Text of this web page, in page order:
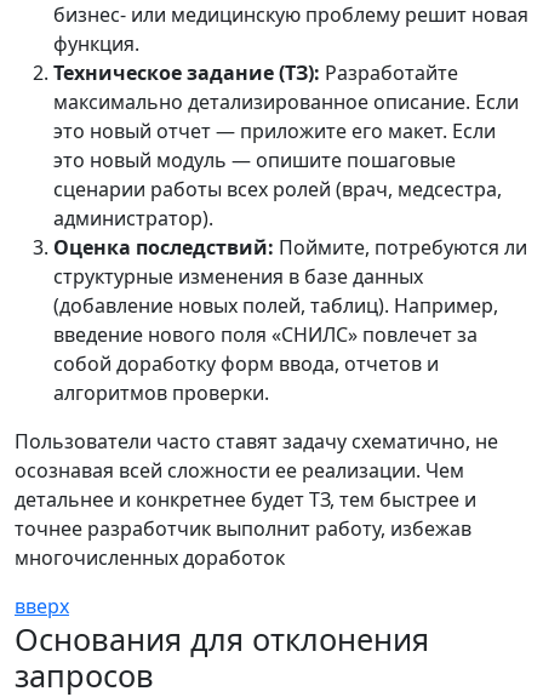
бизнес- или медицинскую проблему решит новая
функция.
Техническое задание (ТЗ): Разработайте
максимально детализированное описание. Если
это новый отчет — приложите его макет. Если
это новый модуль — опишите пошаговые
сценарии работы всех ролей (врач, медсестра,
администратор).
Оценка последствий: Поймите, потребуются ли
структурные изменения в базе данных
(добавление новых полей, таблиц). Например,
введение нового поля «СНИЛС» повлечет за
собой доработку форм ввода, отчетов и
алгоритмов проверки.
Пользователи часто ставят задачу схематично, не
осознавая всей сложности ее реализации. Чем
детальнее и конкретнее будет ТЗ, тем быстрее и
точнее разработчик выполнит работу, избежав
многочисленных доработок
вверх
Основания для отклонения
запросов